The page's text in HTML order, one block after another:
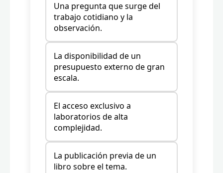
Una pregunta que surge del
trabajo cotidiano y la
observación.
La disponibilidad de un
presupuesto externo de gran
escala.
El acceso exclusivo a
laboratorios de alta
complejidad.
La publicación previa de un
libro sobre el tema.